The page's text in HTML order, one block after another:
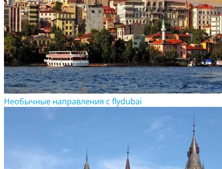
Необычные направления с flydubai